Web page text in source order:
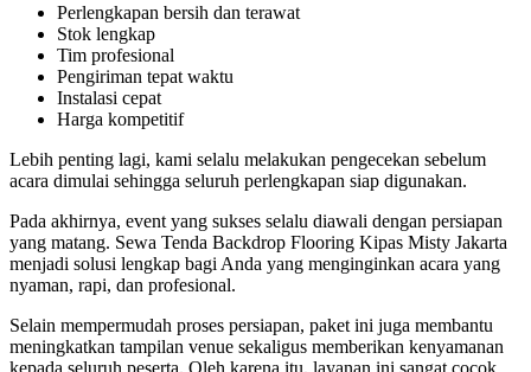
Perlengkapan bersih dan terawat
Stok lengkap
Tim profesional
Pengiriman tepat waktu
Instalasi cepat
Harga kompetitif
Lebih penting lagi, kami selalu melakukan pengecekan sebelum
acara dimulai sehingga seluruh perlengkapan siap digunakan.
Pada akhirnya, event yang sukses selalu diawali dengan persiapan
yang matang. Sewa Tenda Backdrop Flooring Kipas Misty Jakarta
menjadi solusi lengkap bagi Anda yang menginginkan acara yang
nyaman, rapi, dan profesional.
Selain mempermudah proses persiapan, paket ini juga membantu
meningkatkan tampilan venue sekaligus memberikan kenyamanan
kepada seluruh peserta. Oleh karena itu, layanan ini sangat cocok